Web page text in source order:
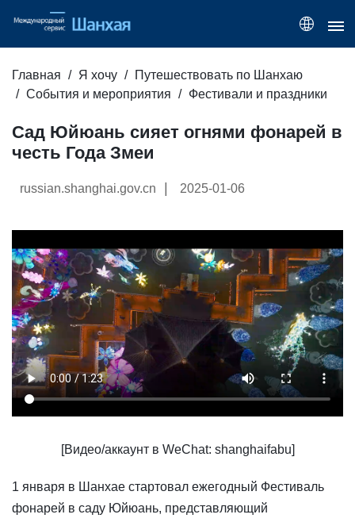
Главная Я хочу
Путешествовать по Шанхаю
События и мероприятия
Фестивали и праздники
Сад Юйюань сияет огнями фонарей в
честь Года Змеи
russian.shanghai.gov.cn 2025-01-06
[Видео/аккаунт в WeChat: shanghaifabu]
1 января в Шанхае стартовал ежегодный Фестиваль
фонарей в саду Юйюань, представляющий